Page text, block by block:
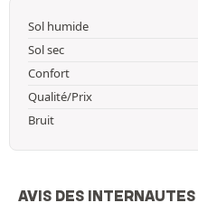
Sol humide
Sol sec
Confort
Qualité/Prix
Bruit
AVIS DES INTERNAUTES